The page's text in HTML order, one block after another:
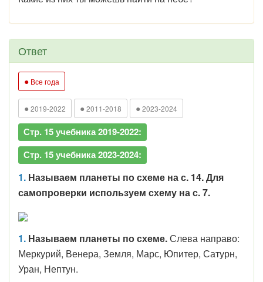
Ответ
● Все года
● 2019-2022 ● 2011-2018 ● 2023-2024
Стр. 15 учебника 2019-2022:
Стр. 15 учебника 2023-2024:
1. Называем планеты по схеме на с. 14. Для
самопроверки используем схему на с. 7.
1. Называем планеты по схеме.Слева направо:
Меркурий, Венера, Земля, Марс, Юпитер, Сатурн,
Уран, Нептун.